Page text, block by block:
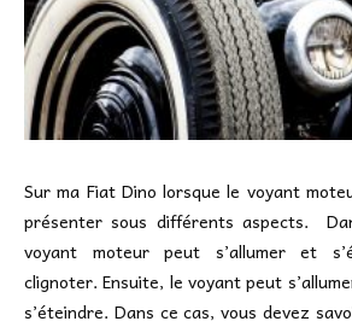
Sur ma Fiat Dino lorsque le voyant
présenter sous différents aspects.
voyant moteur peut s’allumer et
clignoter. Ensuite, le voyant peut
s’éteindre. Dans ce cas, vous devez